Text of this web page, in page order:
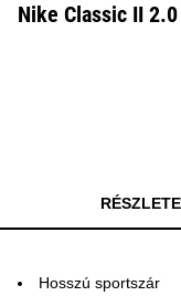
Nike Classic II
Hosszú sportszár